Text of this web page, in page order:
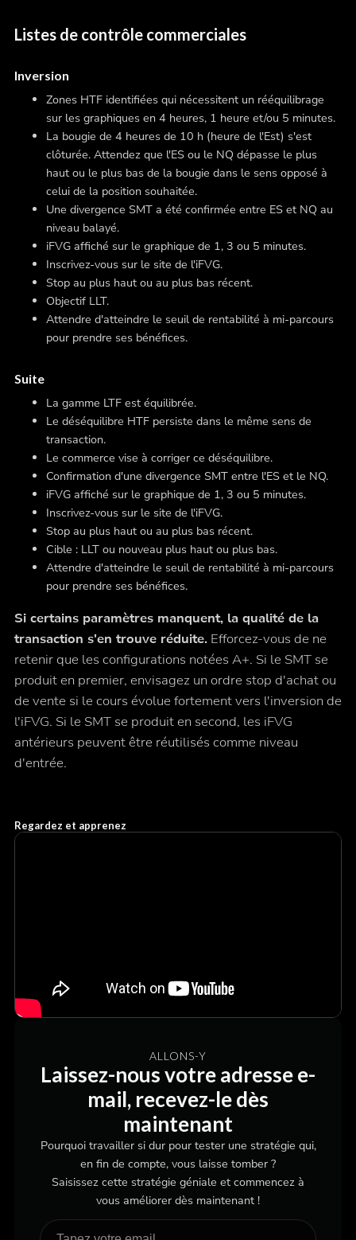
Listes de contrôle commerciales
Inversion
Zones HTF identifiées qui nécessitent un rééquilibrage
sur les graphiques en 4 heures, 1 heure et/ou 5 minutes.
La bougie de 4 heures de 10 h (heure de l'Est) s'est
clôturée. Attendez que l'ES ou le NQ dépasse le plus
haut ou le plus bas de la bougie dans le sens opposé à
celui de la position souhaitée.
Une divergence SMT a été confirmée entre ES et NQ au
niveau balayé.
iFVG affiché sur le graphique de 1, 3 ou 5 minutes.
Inscrivez-vous sur le site de l'iFVG.
Stop au plus haut ou au plus bas récent.
Objectif LLT.
Attendre d'atteindre le seuil de rentabilité à mi-parcours
pour prendre ses bénéfices.
Suite
La gamme LTF est équilibrée.
Le déséquilibre HTF persiste dans le même sens de
transaction.
Le commerce vise à corriger ce déséquilibre.
Confirmation d'une divergence SMT entre l'ES et le NQ.
iFVG affiché sur le graphique de 1, 3 ou 5 minutes.
Inscrivez-vous sur le site de l'iFVG.
Stop au plus haut ou au plus bas récent.
Cible : LLT ou nouveau plus haut ou plus bas.
Attendre d'atteindre le seuil de rentabilité à mi-parcours
pour prendre ses bénéfices.
Si certains paramètres manquent, la qualité de la
transaction s'en trouve réduite.Efforcez-vous de ne
retenir que les configurations notées A+. Si le SMT se
produit en premier, envisagez un ordre stop d'achat ou
de vente si le cours évolue fortement vers l'inversion de
l'iFVG. Si le SMT se produit en second, les iFVG
antérieurs peuvent être réutilisés comme niveau
d'entrée.
Regardez et apprenez
ALLONS-Y
Laissez-nous votre adresse e-
mail, recevez-le dès
maintenant
Pourquoi travailler si dur pour tester une stratégie qui,
en fin de compte, vous laisse tomber ?
Saisissez cette stratégie géniale et commencez à
vous améliorer dès maintenant !